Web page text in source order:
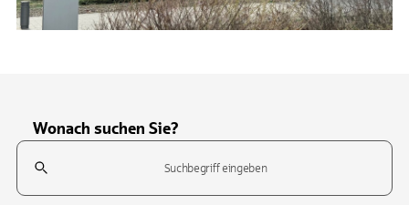
Wonach suchen Sie?
Suchfeld